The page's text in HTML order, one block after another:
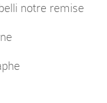
notre remise